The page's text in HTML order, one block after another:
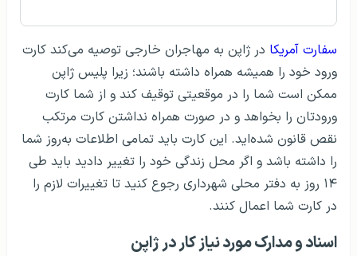
سفارت آمریکا در ژاپن به مهاجران خارجی توصیه می‌کند کارت
ورود خود را همیشه همراه داشته باشند؛ زیرا پلیس ژاپن
ممکن است شما را در موقعیتی توقیف کند و از شما کارت
ورودتان را بخواهد و در صورت همراه نداشتن کارت مرتکب
نقص قانون شده‌اید. این کارت باید تمامی اطلاعات به‌روز شما
را داشته باشد و اگر محل زندگی خود را تغییر دادید باید طی
۱۴ روز به دفتر محلی شهرداری رجوع کنید تا تغییرات لازم را
در کارت شما اعمال کنند.
اسناد و مدارک مورد نیاز کار در ژاپن